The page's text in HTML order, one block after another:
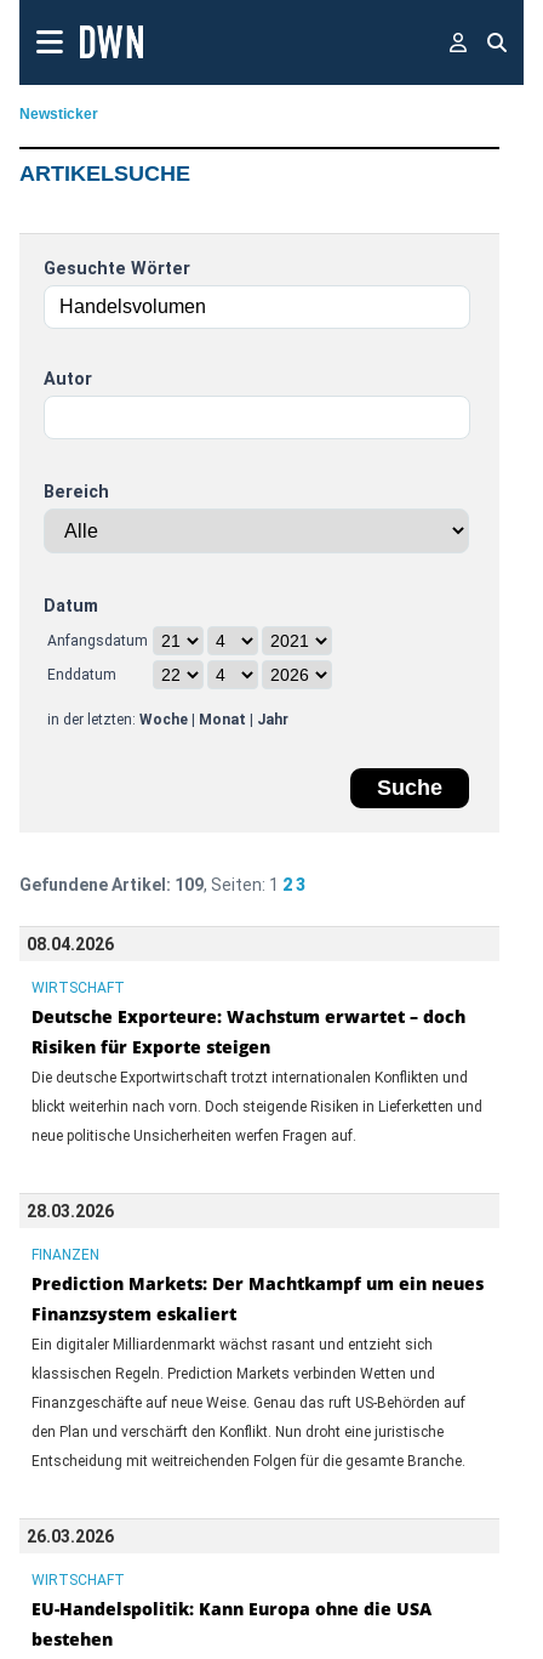
Newsticker
ARTIKELSUCHE
Gesuchte Wörter
Autor
Bereich
Datum
Anfangsdatum
Enddatum
in der letzten: Woche| Monat Jahr
Gefundene Artikel: 109, Seiten: 1 2 3
08.04.2026
WIRTSCHAFT
Deutsche Exporteure: Wachstum erwartet – doch
Risiken für Exporte steigen
Die deutsche Exportwirtschaft trotzt internationalen Konflikten und
blickt weiterhin nach vorn. Doch steigende Risiken in Lieferketten und
neue politische Unsicherheiten werfen Fragen auf.
28.03.2026
FINANZEN
Prediction Markets: Der Machtkampf um ein neues
Finanzsystem eskaliert
Ein digitaler Milliardenmarkt wächst rasant und entzieht sich
klassischen Regeln. Prediction Markets verbinden Wetten und
Finanzgeschäfte auf neue Weise. Genau das ruft US-Behörden auf
den Plan und verschärft den Konflikt. Nun droht eine juristische
Entscheidung mit weitreichenden Folgen für die gesamte Branche.
26.03.2026
WIRTSCHAFT
EU-Handelspolitik: Kann Europa ohne die USA
bestehen